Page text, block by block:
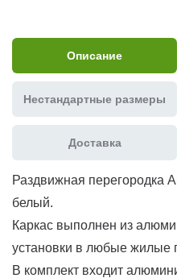
Описание
Нестандартные размеры
Доставка
Раздвижная перегородка
белый.
Каркас выполнен из
установки в любые жилые
В комплект входит